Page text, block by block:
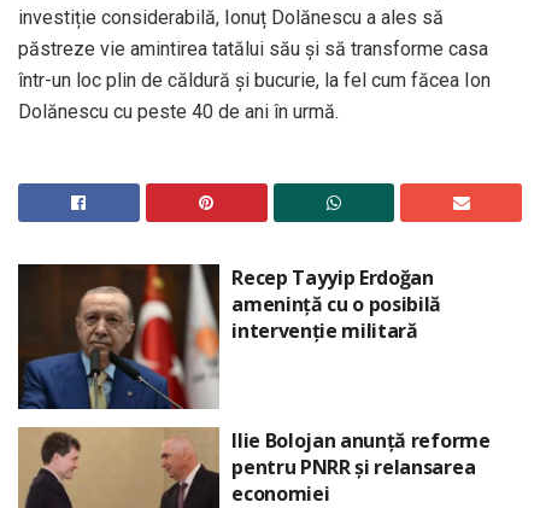
investiție considerabilă, Ionuț Dolănescu a ales să
păstreze vie amintirea tatălui său și să transforme casa
într-un loc plin de căldură și bucurie, la fel cum făcea Ion
Dolănescu cu peste 40 de ani în urmă.
Recep Tayyip Erdoğan
amenință cu o posibilă
intervenție militară
Ilie Bolojan anunță reforme
pentru PNRR și relansarea
economiei